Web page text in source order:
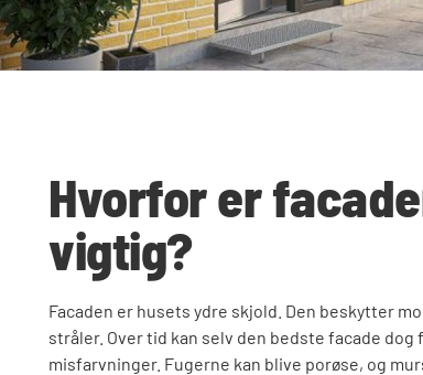
Hvorfor er
vigtig?
Facaden er husets ydre skjold. Den beskytter
stråler. Over tid kan selv den bedste facade
misfarvninger. Fugerne kan blive porøse, og